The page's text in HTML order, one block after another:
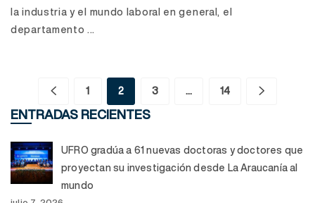
la industria y el mundo laboral en general, el
departamento ...
1 2 3 … 14
ENTRADAS RECIENTES
UFRO gradúa a 61 nuevas doctoras y doctores que
proyectan su investigación desde La Araucanía al
mundo